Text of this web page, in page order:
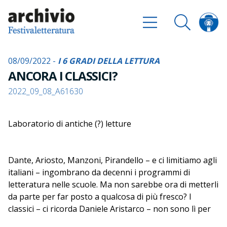
08/09/2022 - I 6 GRADI DELLA LETTURA
ANCORA I CLASSICI?
2022_09_08_A61630
Laboratorio di antiche (?) letture
Dante, Ariosto, Manzoni, Pirandello – e ci limitiamo agli
italiani – ingombrano da decenni i programmi di
letteratura nelle scuole. Ma non sarebbe ora di metterli
da parte per far posto a qualcosa di più fresco? I
classici – ci ricorda Daniele Aristarco – non sono lì per